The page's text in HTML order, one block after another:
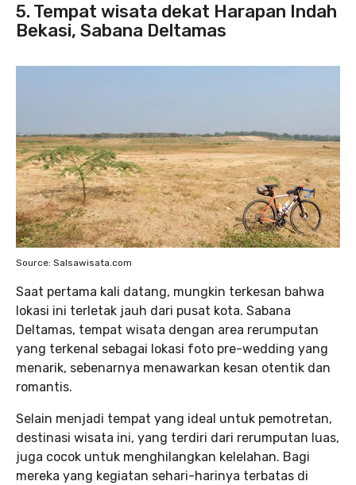
5. Tempat wisata dekat Harapan Indah
Bekasi, Sabana Deltamas
Source: Salsawisata.com
Saat pertama kali datang, mungkin terkesan bahwa
lokasi ini terletak jauh dari pusat kota. Sabana
Deltamas, tempat wisata dengan area rerumputan
yang terkenal sebagai lokasi foto pre-wedding yang
menarik, sebenarnya menawarkan kesan otentik dan
romantis.
Selain menjadi tempat yang ideal untuk pemotretan,
destinasi wisata ini, yang terdiri dari rerumputan luas,
juga cocok untuk menghilangkan kelelahan. Bagi
mereka yang kegiatan sehari-harinya terbatas di